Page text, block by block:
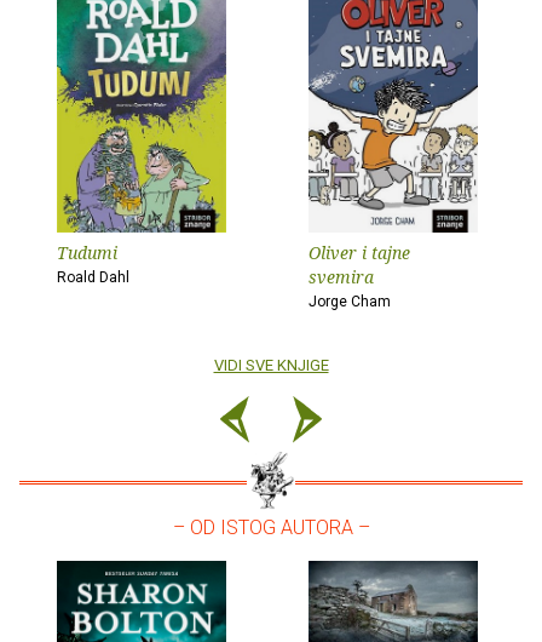
Tudumi
Roald Dahl
Oliver i tajne
svemira
Jorge Cham
VIDI SVE KNJIGE
– OD ISTOG AUTORA –